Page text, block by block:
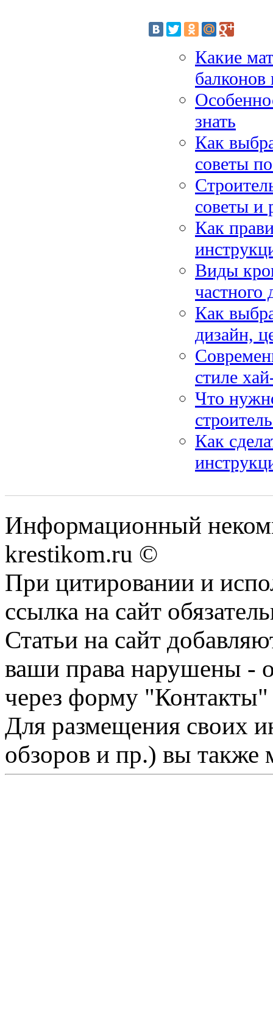
Какие
знать
Как
советы
советы и
Как
Виды
частного
Как
дизайн,
стиле
Что
Как
Информационный
krestikom.ru ©
При цитировании и
ссылка на сайт
Статьи на сайт
ваши права нарушены -
через форму "Контакты"
Для размещения своих
обзоров и пр.) вы также